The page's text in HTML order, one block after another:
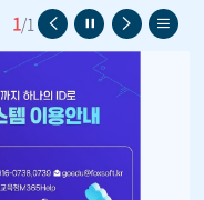
1/1
이
전
이
지
일
시
정
지
다
음
리